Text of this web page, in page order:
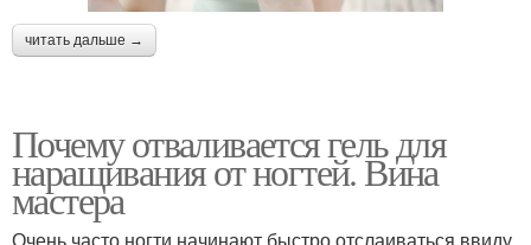
читать дальше →
Почему отваливается гель для
наращивания от ногтей. Вина
мастера